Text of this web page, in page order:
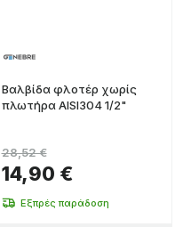
Βαλβίδα φλοτέρ χωρίς
πλωτήρα AISI304 1/2"
14,90 €
28,52 €
Εξπρές παράδοση